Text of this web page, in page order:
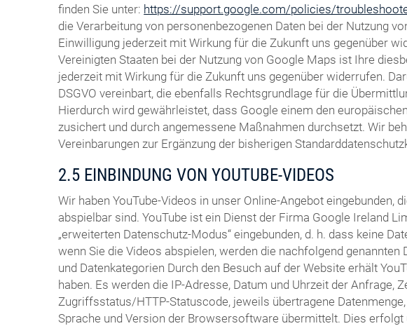
finden Sie unter: https://support.google.com/policies/
die Verarbeitung von personenbezogenen Daten bei der Nutzung
Einwilligung jederzeit mit Wirkung für die Zukunft uns gegenüber
Vereinigten Staaten bei der Nutzung von Google Maps ist Ihre
jederzeit mit Wirkung für die Zukunft uns gegenüber widerrufen.
DSGVO vereinbart, die ebenfalls Rechtsgrundlage für die
Hierdurch wird gewährleistet, dass Google einem den
zusichert und durch angemessene Maßnahmen durchsetzt. Wir
Vereinbarungen zur Ergänzung der bisherigen
2.5 EINBINDUNG VON YOUTUBE-VIDEOS
Wir haben YouTube-Videos in unser Online-Angebot eingebunden,
abspielbar sind. YouTube ist ein Dienst der Firma Google Ireland
„erweiterten Datenschutz-Modus“ eingebunden, d. h. dass keine
wenn Sie die Videos abspielen, werden die nachfolgend
und Datenkategorien Durch den Besuch auf der Website erhält
haben. Es werden die IP-Adresse, Datum und Uhrzeit der
Zugriffsstatus/HTTP-Statuscode, jeweils übertragene
Sprache und Version der Browsersoftware übermittelt. Dies